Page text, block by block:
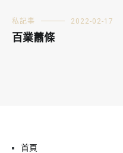
私記事 2022-02-17
百業蕭條
首頁